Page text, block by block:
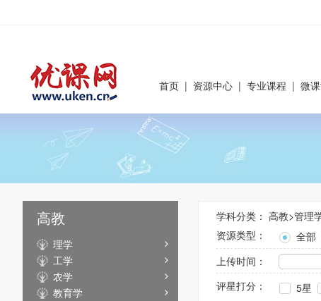
首页 | 资源中心 | 专业课程 | 微
高教
理学
工学
农学
教育学
学科分类： 高教>管理
资源类型：
全部
上传时间：
评星打分：
5星